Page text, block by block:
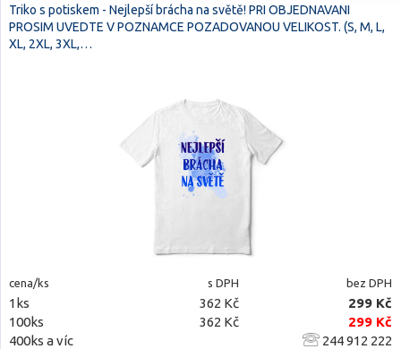
Triko s potiskem - Nejlepší brácha na světě! PRI OBJEDNAVANI
PROSIM UVEDTE V POZNAMCE POZADOVANOU VELIKOST. (S, M, L,
XL, 2XL, 3XL,…
cena/ks s DPH bez DPH
1ks 362 Kč
299 Kč
100ks
362 Kč
299 Kč
400ks a víc
244 912 222